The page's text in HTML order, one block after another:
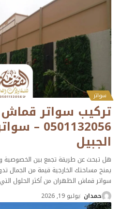
سواتر
تركيب سواتر
الجبيل
هل تبحث عن طريقة تجمع بين الخصوصية
يمنح مساحتك الخارجية قيمة من الجمال
سواتر قماش الظهران من أكثر الحلول التي
حمدان يوليو 19, 2026